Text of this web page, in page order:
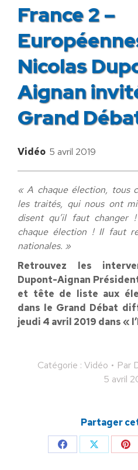
France 2 –
Nicolas
Aignan
Grand
Vidéo 5 avril 2019
« A chaque élection, tous
les traités, qui nous ont
disent qu’il faut
chaque élection ! Il faut
nationales. »
Retrouvez les
Dupont-Aignan
et tête de liste aux
dans le Grand Débat
jeudi 4 avril 2019 dans «
Catégorie : Vidéo Par
5 avril
Partager
PartagerPartager